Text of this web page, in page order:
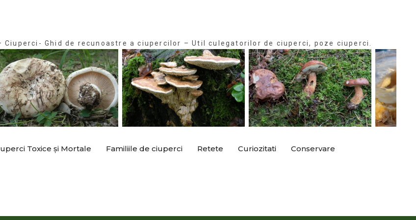
Ghid de recunoastre a ciupercilor – Util culegatorilor de ciuperci, poze ciuperci.
Toxice și Mortale Familiile de ciuperci Retete Curiozitati Conservare